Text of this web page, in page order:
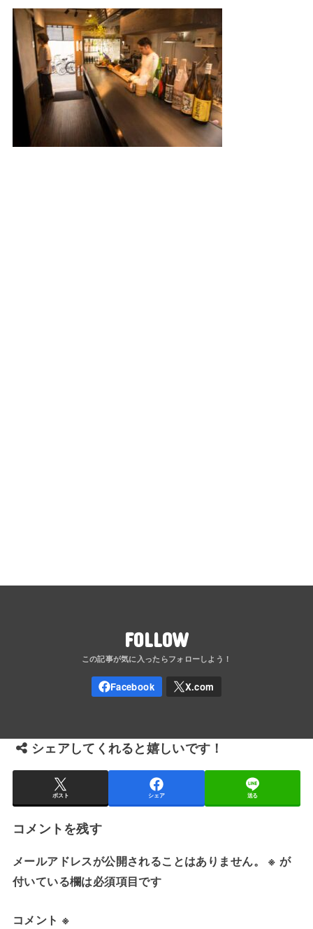
FOLLOW
シェアしてくれると嬉しいです！
ポスト シェア 送る
コメントを残す
メールアドレスが公開されることはありません。 ※ が
付いている欄は必須項目です
コメント ※